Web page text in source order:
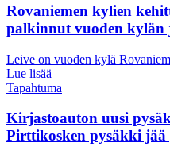
Rovaniemen kylien
palkinnut vuoden
Leive on vuoden kylä
Lue lisää
Tapahtuma
Kirjastoauton uusi
Pirttikosken pysäkki jää